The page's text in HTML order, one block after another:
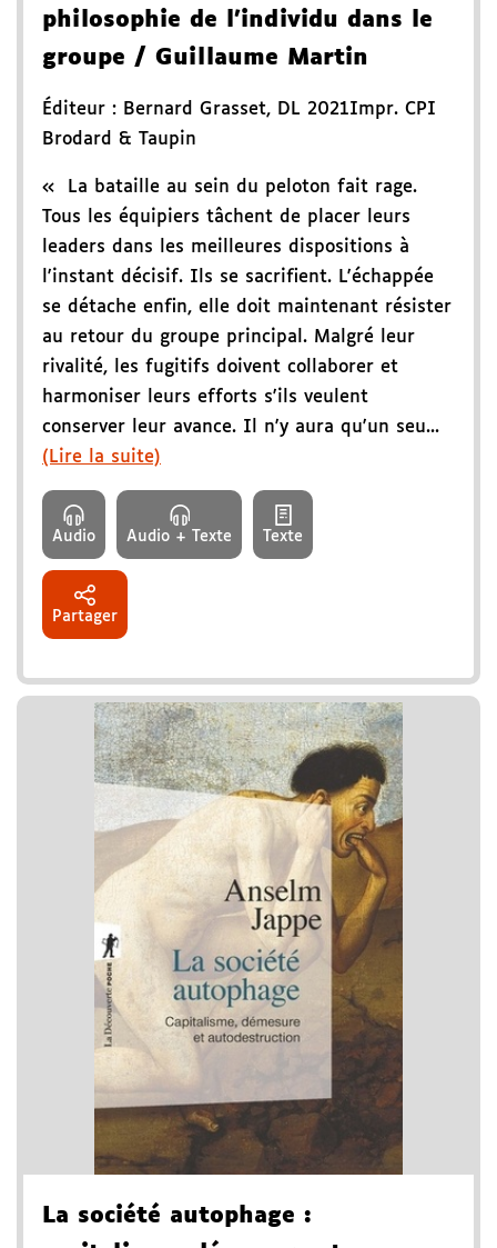
philosophie de l'individu dans le
groupe / Guillaume Martin
Éditeur : Bernard Grasset, DL 2021Impr. CPI
Brodard & Taupin
« La bataille au sein du peloton fait rage.
Tous les équipiers tâchent de placer leurs
leaders dans les meilleures dispositions à
l'instant décisif. Ils se sacrifient. L'échappée
se détache enfin, elle doit maintenant résister
au retour du groupe principal. Malgré leur
rivalité, les fugitifs doivent collaborer et
harmoniser leurs efforts s'ils veulent
conserver leur avance. Il n'y aura qu'un seu...
(Lire la suite)
Audio Audio + Texte Texte
Partager
La société autophage :